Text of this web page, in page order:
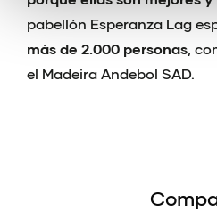
pabellón Esperanza Lag
más de 2.000 personas,
el Madeira Andebol SAD.